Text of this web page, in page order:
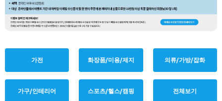
가전 화장품/미용/제지 의류/가방/잡화
가구/인테리어 스포츠/헬스/캠핑 전체보기